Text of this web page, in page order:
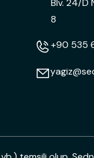
Blv. 24/D
8
+90 535